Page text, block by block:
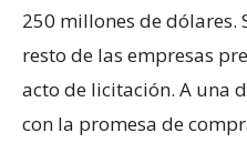
250 millones de dólares.
resto de las empresas
acto de licitación. A una
con la promesa de